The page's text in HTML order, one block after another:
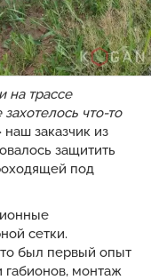
на трассе
что-то
заказчик из
защитить
под
сетки.
был первый опыт
габионов, монтаж